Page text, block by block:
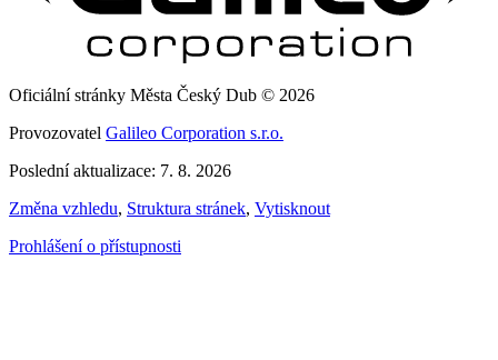
Oficiální stránky Města Český Dub © 2026
Provozovatel Galileo Corporation s.r.o.
Poslední aktualizace: 7. 8. 2026
Změna vzhledu, Struktura stránek, Vytisknout
Prohlášení o přístupnosti